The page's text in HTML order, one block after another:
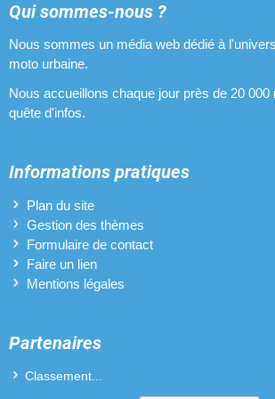
Optiques halogènes pour Yamaha Bw's
Pipes d'admission pour Yamaha Bw's
Pots d'échappement pour Yamaha Bw's
Qui sommes-nous ?
Nous sommes un média web dédié à
moto urbaine.
Nous accueillons chaque jour près de 20
quête d'infos.
Informations pratiques
Plan du site
Gestion des thèmes
Formulaire de contact
Faire un lien
Mentions légales
Partenaires
Classement...